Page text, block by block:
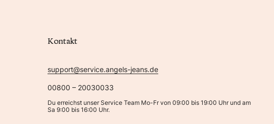
Kontakt
support@service.angels-jeans.de
00800 – 20030033
Du erreichst unser Service Team Mo-Fr von 09:00 bis 19:00 Uhr und am
Sa 9:00 bis 16:00 Uhr.